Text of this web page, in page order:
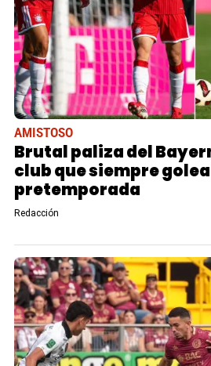
AMISTOSO
Brutal paliza del
club que siempre
pretemporada
Redacción